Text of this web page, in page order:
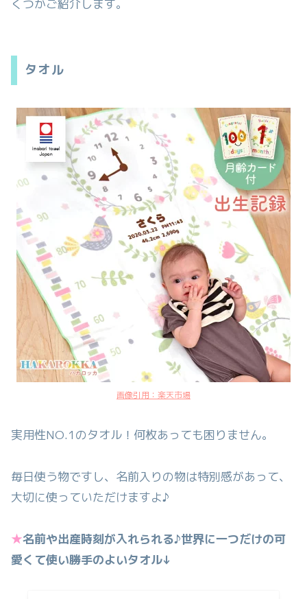
くつかご紹介します。
タオル
画像引用：楽天市場
実用性NO.1のタオル！何枚あっても困りません。
毎日使う物ですし、名前入りの物は特別感があって、
大切に使っていただけますよ♪
★名前や出産時刻が入れられる♪世界に一つだけの可
愛くて使い勝手のよいタオル↓